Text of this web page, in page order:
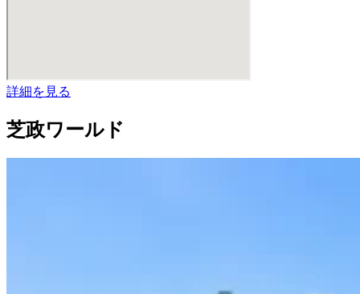
詳細を見る
芝政ワールド